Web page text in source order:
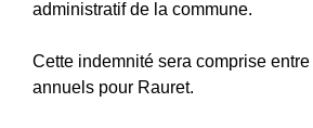
administratif de la commune.
Cette indemnité sera comprise
annuels pour Rauret.